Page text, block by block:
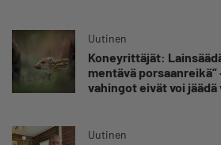
Uutinen
Koneyrittäjät:
mentävä porsaanreikä”
vahingot eivät voi
Uutinen